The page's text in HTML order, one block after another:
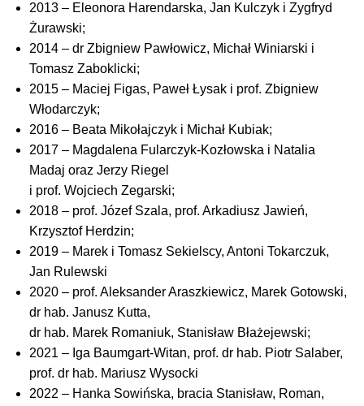
2013 – Eleonora Harendarska, Jan Kulczyk i Zygfryd
Żurawski;
2014 – dr Zbigniew Pawłowicz, Michał Winiarski i
Tomasz Zaboklicki;
2015 – Maciej Figas, Paweł Łysak i prof. Zbigniew
Włodarczyk;
2016 – Beata Mikołajczyk i Michał Kubiak;
2017 – Magdalena Fularczyk-Kozłowska i Natalia
Madaj oraz Jerzy Riegel
i prof. Wojciech Zegarski;
2018 – prof. Józef Szala, prof. Arkadiusz Jawień,
Krzysztof Herdzin;
2019 – Marek i Tomasz Sekielscy, Antoni Tokarczuk,
Jan Rulewski
2020 – prof. Aleksander Araszkiewicz, Marek Gotowski,
dr hab. Janusz Kutta,
dr hab. Marek Romaniuk, Stanisław Błażejewski;
2021 – Iga Baumgart-Witan, prof. dr hab. Piotr Salaber,
prof. dr hab. Mariusz Wysocki
2022 – Hanka Sowińska, bracia Stanisław, Roman,